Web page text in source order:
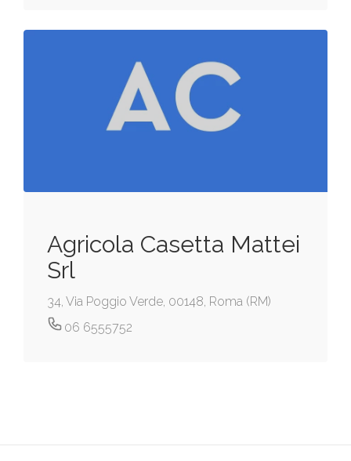
Agricola Casetta Mattei
Srl
34, Via Poggio Verde, 00148, Roma (RM)
06 6555752